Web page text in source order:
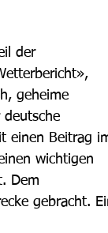
der
geheime
einen Beitrag
wichtigen
Dem
gebracht.